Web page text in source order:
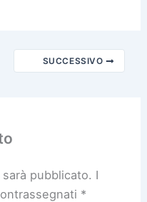
SUCCESSIVO
pubblicato. I
*